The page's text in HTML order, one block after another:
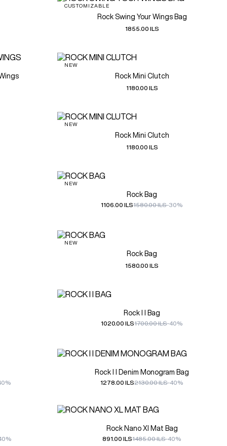
CUSTOMIZABLE
Rock Swing Your Wings Bag
1855.00 ILS
NEW
Rock Mini Clutch
1180.00 ILS
NEW
Rock Mini Clutch
1180.00 ILS
NEW
Rock Bag
1106.00 ILS1580.00 ILS-30%
NEW
Rock Bag
1580.00 ILS
Rock I I Bag
1020.00 ILS1700.00 ILS-40%
Rock I I Denim Monogram Bag
1278.00 ILS2130.00 ILS-40%
Rock Nano Xl Mat Bag
891.00 ILS1485.00 ILS-40%